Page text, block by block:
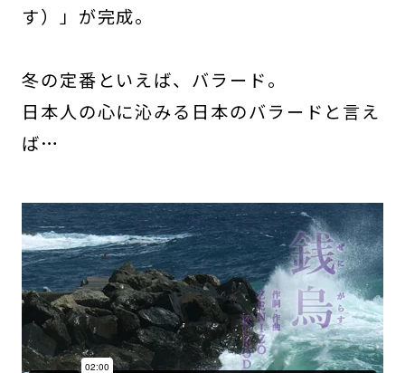
す）」が完成。
冬の定番といえば、バラード。
日本人の心に沁みる日本のバラードと言え
ば…